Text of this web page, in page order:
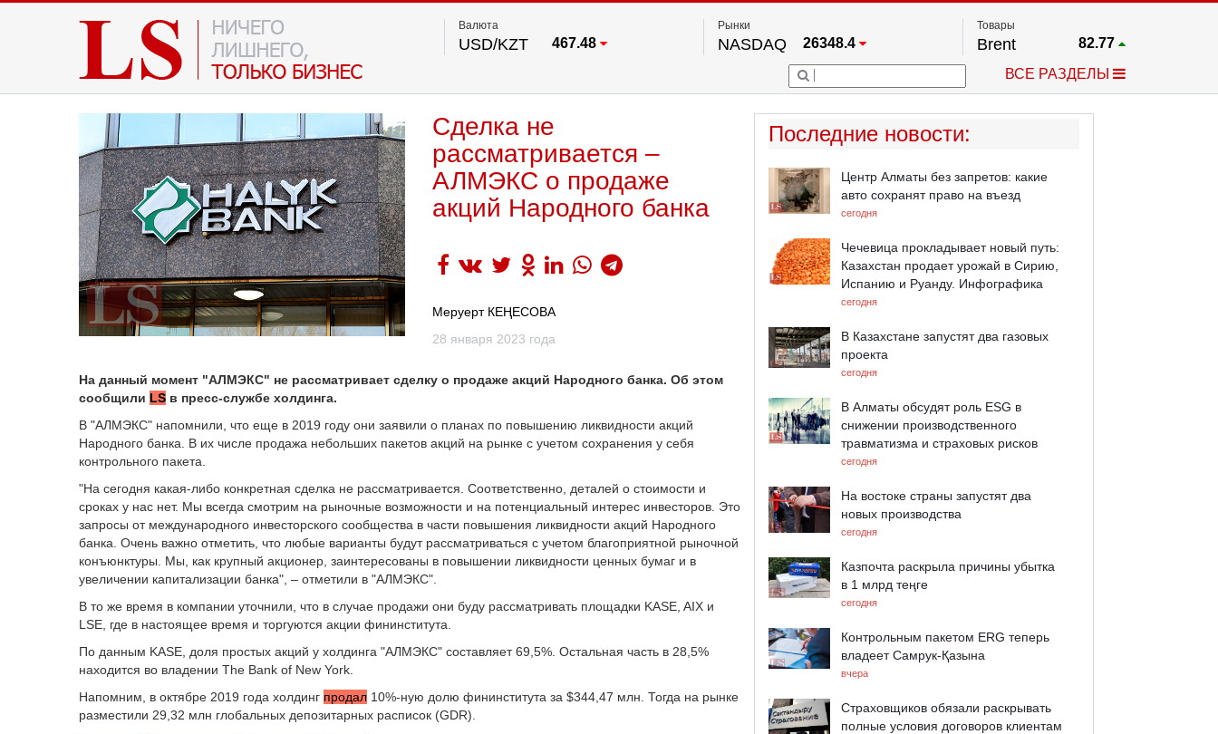
Валюта
USD/KZT 467.48
Рынки
NASDAQ 26348.4
FTSE 100 67.17
53885.1
S&P 500
24484.1
Товары
Brent 82.77
Платина
2.645
ВСЕ РАЗДЕЛЫ
Сделка не
рассматривается –
АЛМЭКС о продаже
акций Народного банка
Меруерт КЕҢЕСОВА
28 января 2023 года
На данный момент "АЛМЭКС" не рассматривает сделку о продаже акций Народного банка. Об этом
сообщили LS в пресс-службе холдинга.
В "АЛМЭКС" напомнили, что еще в 2019 году они заявили о планах по повышению ликвидности акций
Народного банка. В их числе продажа небольших пакетов акций на рынке с учетом сохранения у себя
контрольного пакета.
"На сегодня какая-либо конкретная сделка не рассматривается. Соответственно, деталей о стоимости и
сроках у нас нет. Мы всегда смотрим на рыночные возможности и на потенциальный интерес инвесторов. Это
запросы от международного инвесторского сообщества в части повышения ликвидности акций Народного
банка. Очень важно отметить, что любые варианты будут рассматриваться с учетом благоприятной рыночной
конъюнктуры. Мы, как крупный акционер, заинтересованы в повышении ликвидности ценных бумаг и в
увеличении капитализации банка", – отметили в "АЛМЭКС".
В то же время в компании уточнили, что в случае продажи они буду рассматривать площадки KASE, AIX и
LSE, где в настоящее время и торгуются акции фининститута.
По данным KASE, доля простых акций у холдинга "АЛМЭКС" составляет 69,5%. Остальная часть в 28,5%
находится во владении The Bank of New York.
Напомним, в октябре 2019 года холдинг продал 10%-ную долю фининститута за $344,47 млн. Тогда на рынке
разместили 29,32 млн глобальных депозитарных расписок (GDR).
Последние новости:
Центр Алматы без запретов: какие
авто сохранят право на въезд
сегодня
Чечевица прокладывает новый путь:
Казахстан продает урожай в Сирию,
Испанию и Руанду. Инфографика
сегодня
В Казахстане запустят два газовых
проекта
сегодня
В Алматы обсудят роль ESG в
снижении производственного
травматизма и страховых рисков
сегодня
На востоке страны запустят два
новых производства
сегодня
Казпочта раскрыла причины убытка
в 1 млрд теңге
сегодня
Контрольным пакетом ERG теперь
владеет Самрук-Қазына
вчера
Страховщиков обязали раскрывать
полные условия договоров клиентам